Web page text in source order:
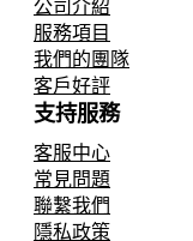
公司介紹
服務項目
我們的團隊
客戶好評
支持服務
客服中心
常見問題
聯繫我們
隱私政策